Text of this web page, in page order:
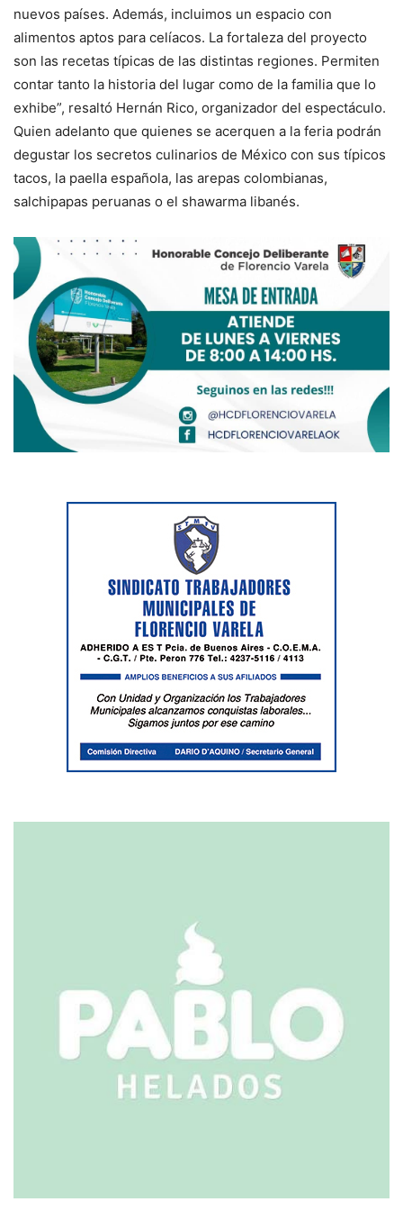
nuevos países. Además, incluimos un espacio con
alimentos aptos para celíacos. La fortaleza del proyecto
son las recetas típicas de las distintas regiones. Permiten
contar tanto la historia del lugar como de la familia que lo
exhibe”, resaltó Hernán Rico, organizador del espectáculo.
Quien adelanto que quienes se acerquen a la feria podrán
degustar los secretos culinarios de México con sus típicos
tacos, la paella española, las arepas colombianas,
salchipapas peruanas o el shawarma libanés.